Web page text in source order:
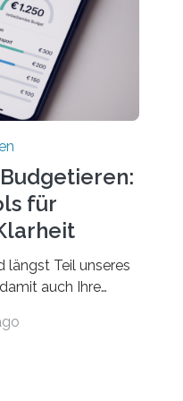
für
längst Teil unseres
auch Ihre
an smarten